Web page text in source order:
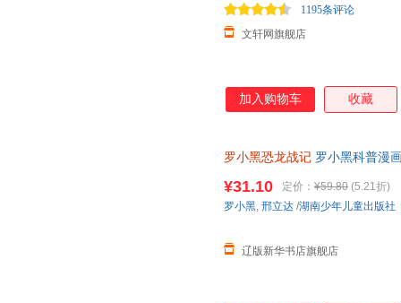
文轩网旗舰店
1195条评论
加入购物车 收藏
罗小黑恐龙战记 罗小黑科普漫
¥31.10 定价： ¥59.80 (5.21折)
辽版新华书店旗舰店
罗小黑, 邢立达 /湖南少年儿童出版社